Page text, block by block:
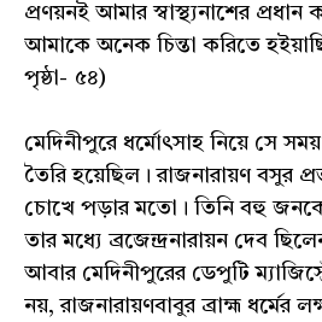
প্রণয়নই আমার স্বাস্থ্যনাশের প্রধান
আমাকে অনেক চিন্তা করিতে
পৃষ্ঠা- ৫৪)
মেদিনীপুরে ধর্মোৎসাহ নিয়ে সে
তৈরি হয়েছিল। রাজনারায়ণ বসুর
চোখে পড়ার মতো। তিনি বহু জনকে
তার মধ্যে ব্রজেন্দ্রনারায়ন দেব
আবার মেদিনীপুরের ডেপুটি
নয়, রাজনারায়ণবাবুর ব্রাহ্ম ধর্মের